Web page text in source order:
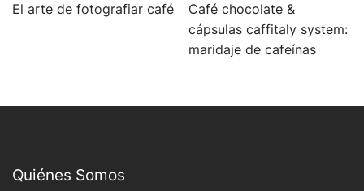
El arte de fotografiar café
Café chocolate &
cápsulas caffitaly system:
maridaje de cafeínas
Quiénes Somos